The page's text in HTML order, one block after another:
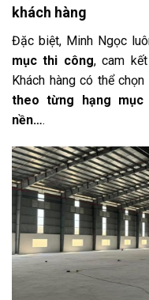
khách hàng
Đặc biệt, Minh Ngọc
mục thi công, cam
Khách hàng có thể
theo từng hạng mục
nền….